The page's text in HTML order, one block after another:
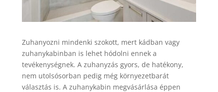
Zuhanyozni mindenki szokott, mert kádban vagy
zuhanykabinban is lehet hódolni ennek a
tevékenységnek. A zuhanyzás gyors, de hatékony,
nem utolsósorban pedig még környezetbarát
választás is. A zuhanykabin megvásárlása éppen